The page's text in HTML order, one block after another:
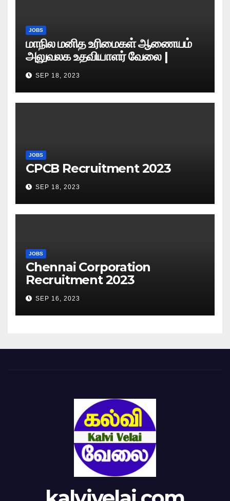
JOBS
மாநில மனித உரிமைகள் ஆணையம்
அலுவலக உதவியாளர் வேலை |
எழுத்துத் தேர்வு தேதி அறிவிப்பு..?
SEP 18, 2023
JOBS
CPCB Recruitment 2023
SEP 18, 2023
JOBS
Chennai Corporation
Recruitment 2023
SEP 16, 2023